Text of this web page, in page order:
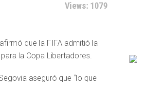
Views: 1079
que la FIFA admitió la
la Copa Libertadores.
aseguró que “lo que